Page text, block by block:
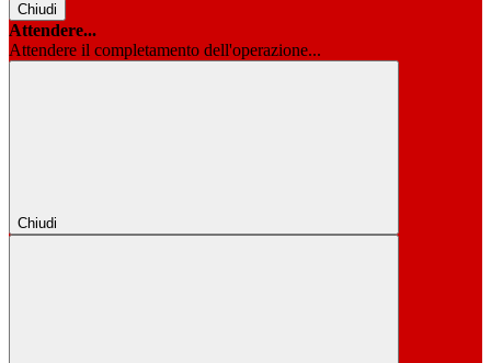
Chiudi
Attendere...
Attendere il completamento dell'operazione...
Chiudi